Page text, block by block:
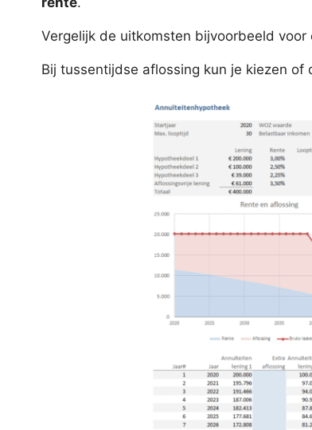
Vergelijk de uitkomsten bijvoorbeeld
Bij tussentijdse aflossing kun je kiezen